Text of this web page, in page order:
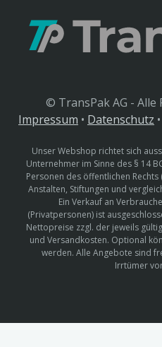
© TransPak AG - Alle
Impressum • Datenschutz •
Unser Webshop richtet sich
Unternehmer im Sinne des § 14
Personen des öffentlichen
Anstalten, Stiftungen und
Ein Verkauf an
(Privatpersonen) ist
Nettopreise zzgl. der jeweils
und Versandkosten. Optional
werden. Alle Angebote sind
Irrtümer